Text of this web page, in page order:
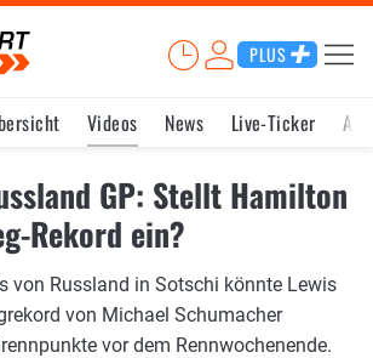
PLUS
Videos News Live-Ticker
GP: Stellt Hamilton
Rekord ein?
von Russland in Sotschi könnte Lewis
von Michael Schumacher
vor dem Rennwochenende.